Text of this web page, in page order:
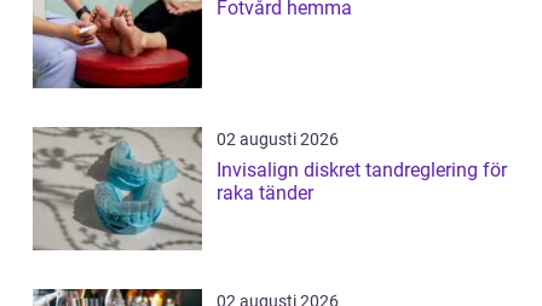
Fotvård hemma
02 augusti 2026
Invisalign diskret tandreglering för
raka tänder
02 augusti 2026